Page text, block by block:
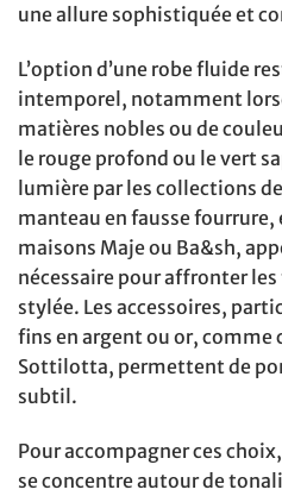
une allure sophistiquée et
L’option d’une robe fluide
intemporel, notamment
matières nobles ou de
le rouge profond ou le vert
lumière par les collections
manteau en fausse
maisons Maje ou Ba&sh,
nécessaire pour affronter
stylée. Les accessoires,
fins en argent ou or, comme
Sottilotta, permettent de
subtil.
Pour accompagner ces
se concentre autour de